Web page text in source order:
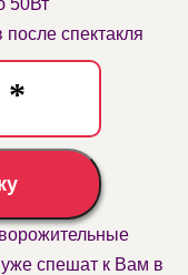
50Вт
спектакля
спешат к Вам в